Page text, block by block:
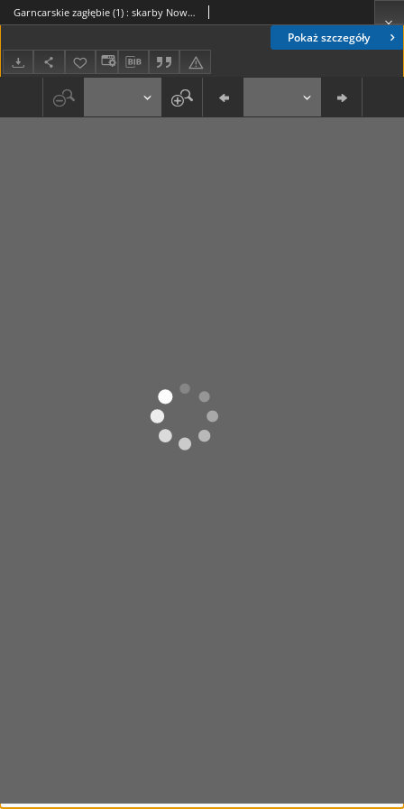
Pokaż szczegóły
Garncarskie zagłębie (1) : skarby Nowohuckiego Oddziału Muzeum Archeologicznego (16)